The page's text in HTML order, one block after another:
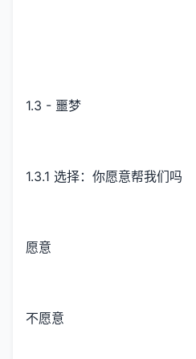
1.3 - 噩梦
1.3.1 选择：你愿意帮我们吗
愿意
不愿意